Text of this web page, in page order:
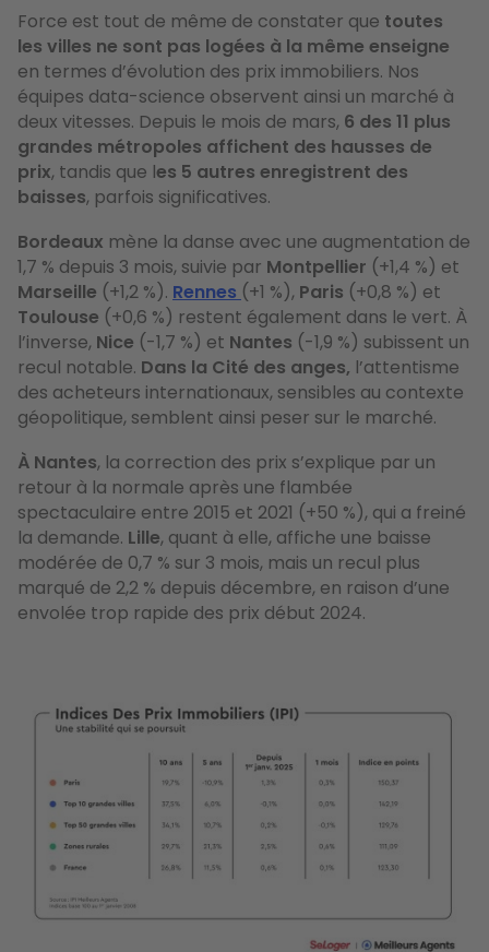
Force est tout de même de constater que toutes
les villes ne sont pas logées à la même enseigne
en termes d’évolution des prix immobiliers. Nos
équipes data-science observent ainsi un marché à
deux vitesses. Depuis le mois de mars, 6 des 11 plus
grandes métropoles affichent des hausses de
prix, tandis que les 5 autres enregistrent des
baisses, parfois significatives.
Bordeaux mène la danse avec une augmentation de
1,7 % depuis 3 mois, suivie par Montpellier (+1,4 %) et
Marseille (+1,2 %). Rennes (+1 %), Paris (+0,8 %) et
Toulouse (+0,6 %) restent également dans le vert. À
l’inverse, Nice (-1,7 %) et Nantes (-1,9 %) subissent un
recul notable. Dans la Cité des anges, l’attentisme
des acheteurs internationaux, sensibles au contexte
géopolitique, semblent ainsi peser sur le marché.
À Nantes, la correction des prix s’explique par un
retour à la normale après une flambée
spectaculaire entre 2015 et 2021 (+50 %), qui a freiné
la demande. Lille, quant à elle, affiche une baisse
modérée de 0,7 % sur 3 mois, mais un recul plus
marqué de 2,2 % depuis décembre, en raison d’une
envolée trop rapide des prix début 2024.